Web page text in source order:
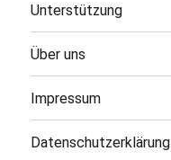
Unterstützung
Über uns
Impressum
Datenschutzerklärung